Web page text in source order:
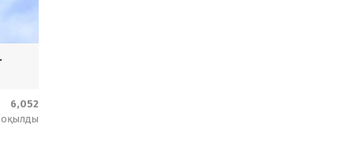
6,052
оқылды